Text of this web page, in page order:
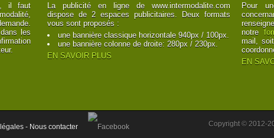
il faut
les
La publicité en ligne de www.intermodalite.com
dispose de 2 espaces publicitaires. Deux formats
vous sont proposés :
une bannière classique horizontale 940px / 100px.
une bannière colonne de droite: 280px / 230px.
EN SAVOIR PLUS
Pour
notre
mail,
EN
- Nous contacter Copyright © 2012-